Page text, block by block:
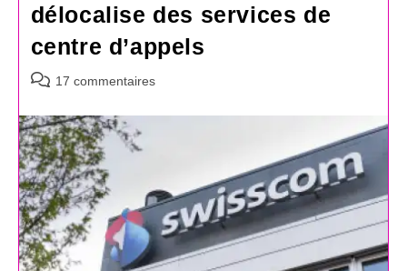
délocalise des services de
centre d’appels
Commentaires
la
publication :
17 commentaires